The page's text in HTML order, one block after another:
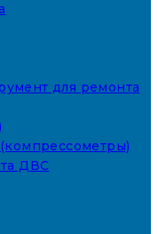
для ремонта
ДВС